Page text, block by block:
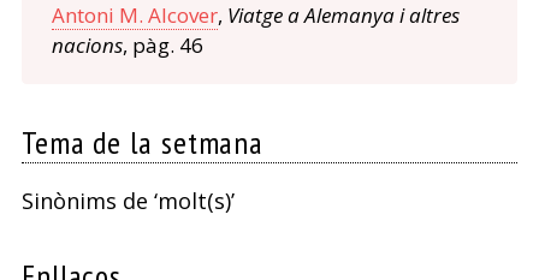
Antoni M. Alcover, Viatge a Alemanya i altres
nacions, pàg. 46
Tema de la setmana
Sinònims de ‘molt(s)’